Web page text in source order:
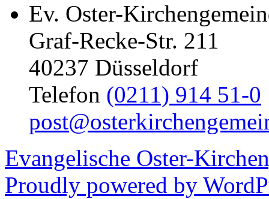
Ev. Oster-
Graf-Recke-Str. 211
40237 Düsseldorf
Telefon (0211) 914 51-0
Evangelische Oster-
Proudly powered by